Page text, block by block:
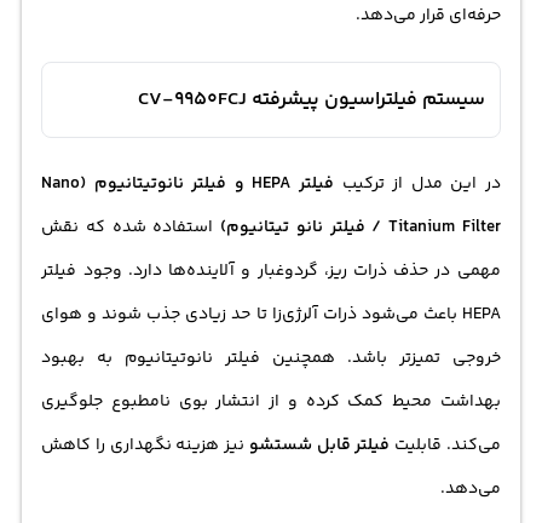
حرفه‌ای قرار می‌دهد.
سیستم فیلتراسیون پیشرفته CV-9950FCJ
در این مدل از ترکیب
فیلتر HEPA و فیلتر نانوتیتانیوم (Nano
Titanium Filter / فیلتر نانو تیتانیوم)
استفاده شده که نقش
مهمی در حذف ذرات ریز، گردوغبار و آلاینده‌ها دارد. وجود فیلتر
HEPA باعث می‌شود ذرات آلرژی‌زا تا حد زیادی جذب شوند و هوای
خروجی تمیزتر باشد. همچنین فیلتر نانوتیتانیوم به بهبود
بهداشت محیط کمک کرده و از انتشار بوی نامطبوع جلوگیری
می‌کند. قابلیت فیلتر قابل شستشو نیز هزینه نگهداری را کاهش
می‌دهد.